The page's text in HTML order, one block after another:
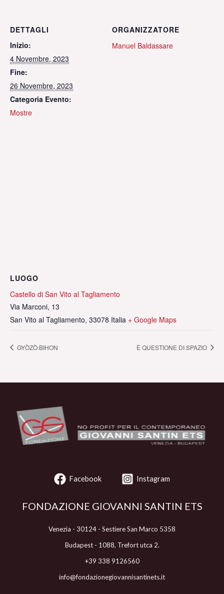
DETTAGLI
Inizio:
4 Novembre, 2023
Fine:
26 Novembre, 2023
Categoria Evento:
Mostre
ORGANIZZATORE
Manuel Baldassare
LUOGO
Castello di San Vito al Tagliamento
Via Marconi, 13
San Vito al Tagliamento, 33078 Italia + Google Maps
GYÒZÒ BIHON È QUESTIONE DI SPAZIO
Facebook Instagram
FONDAZIONE GIOVANNI SANTIN ETS
Venezia - 30124 - Sestiere San Marco 5358
Budapest - 1088, Trefort utca 2.
+39 338 9126560
info@fondazionegiovannisantinets.it